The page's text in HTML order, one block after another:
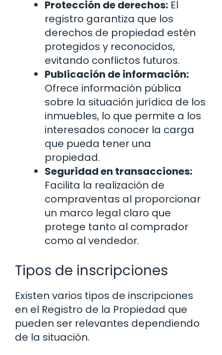
Protección de derechos: El
registro garantiza que los
derechos de propiedad estén
protegidos y reconocidos,
evitando conflictos futuros.
Publicación de información:
Ofrece información pública
sobre la situación jurídica de los
inmuebles, lo que permite a los
interesados conocer la carga
que pueda tener una
propiedad.
Seguridad en transacciones:
Facilita la realización de
compraventas al proporcionar
un marco legal claro que
protege tanto al comprador
como al vendedor.
Tipos de inscripciones
Existen varios tipos de inscripciones
en el Registro de la Propiedad que
pueden ser relevantes dependiendo
de la situación.